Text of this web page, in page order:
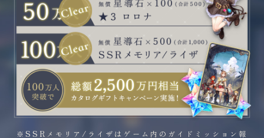
※SSRメモリア/ライザはゲーム内のガイドミッション報